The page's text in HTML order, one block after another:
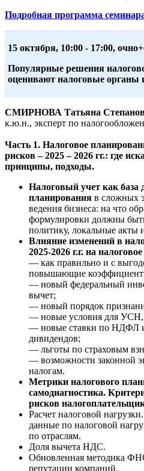
Подробная программа
15 октября, 10:00 - 17:00,
Популярные решения
оценивают налоговые органы
СМИРНОВА Татьяна
к.ю.н., эксперт по
Часть 1. Налоговое
рисков – 2025 – 2026 гг.: где
принципы, подходы.
Налоговый учет как база
планирования в сложных
ведения бизнеса: на что
формулировки должны
политику, локальные акты
Влияние изменений в
2025-2026 г.г. на
— как правильно и с
повышающие
— новый федеральный
вычет;
— новый порядок
— новые условия для
— новые ставки по НДФЛ
дивидендов;
— льготы по страховым
— возможности законной
налогам.
Метрики налогового
самодиагностика.
рисков
Расчет налоговой
данные по налоговой
по отраслям.
Доля вычета НДС.
Обновленная методика
репутации компаний.